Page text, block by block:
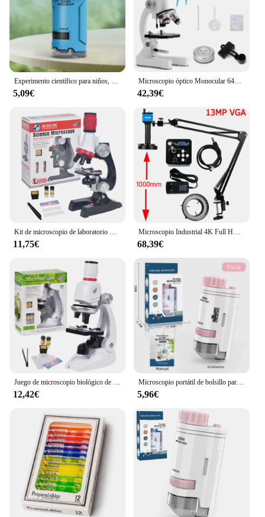
5,09€
Microscopio óptico Monocular 64X-2400X para la escuela primaria, microscopio para enseñanza de ciencias y Biología Experimental, regalo de cumpleaños para niños
42,39€
11,75€
Microscopio Industrial 4K Full HD con montaje en C, cámara Digital, soldadura PCB, reparación de teléfonos móviles, soldadura, luz LED Doble
68,39€
Juego de microscopio biológico de laboratorio para niños, 1200X LED, escuela primaria en casa, juguetes de rompecabezas de Ciencia
12,42€
Microscopio portátil de bolsillo para niños, juego de microscopio de ciencia, juguetes de aprendizaje de microbiología, 80x -200 x
5,96€